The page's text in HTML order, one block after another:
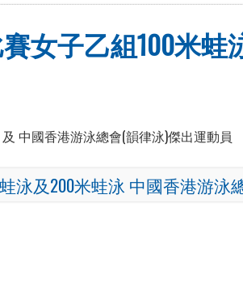
女子乙組100米
中國香港游泳總會(韻律泳)傑出運動員
泳及200米蛙泳 中國香港游泳